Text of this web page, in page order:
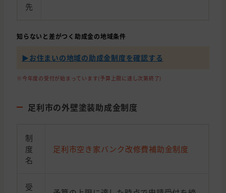
先
知らないと差がつく助成金の地域条件
▶︎お住まいの地域の助成金制度を確認する
※今年度の受付が始まっています(予算上限に達し次第終了)
足利市の外壁塗装助成金制度
制
度
名
足利市空き家バンク改修費補助金制度
受